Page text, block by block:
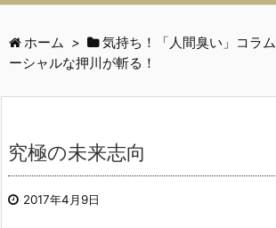
ホーム > 気持ち！「人間臭い」コラム
ーシャルな押川が斬る！
究極の未来志向
2017年4月9日